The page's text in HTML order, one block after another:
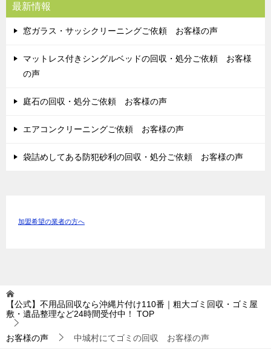
最新情報
窓ガラス・サッシクリーニングご依頼 お客様の声
マットレス付きシングルベッドの回収・処分ご依頼 お客様
の声
庭石の回収・処分ご依頼 お客様の声
エアコンクリーニングご依頼 お客様の声
袋詰めしてある防犯砂利の回収・処分ご依頼 お客様の声
加盟希望の業者の方へ
【公式】不用品回収なら沖縄片付け110番｜粗大ゴミ回収・ゴミ屋
敷・遺品整理など24時間受付中！
TOP
お客様の声 中城村にてゴミの回収 お客様の声